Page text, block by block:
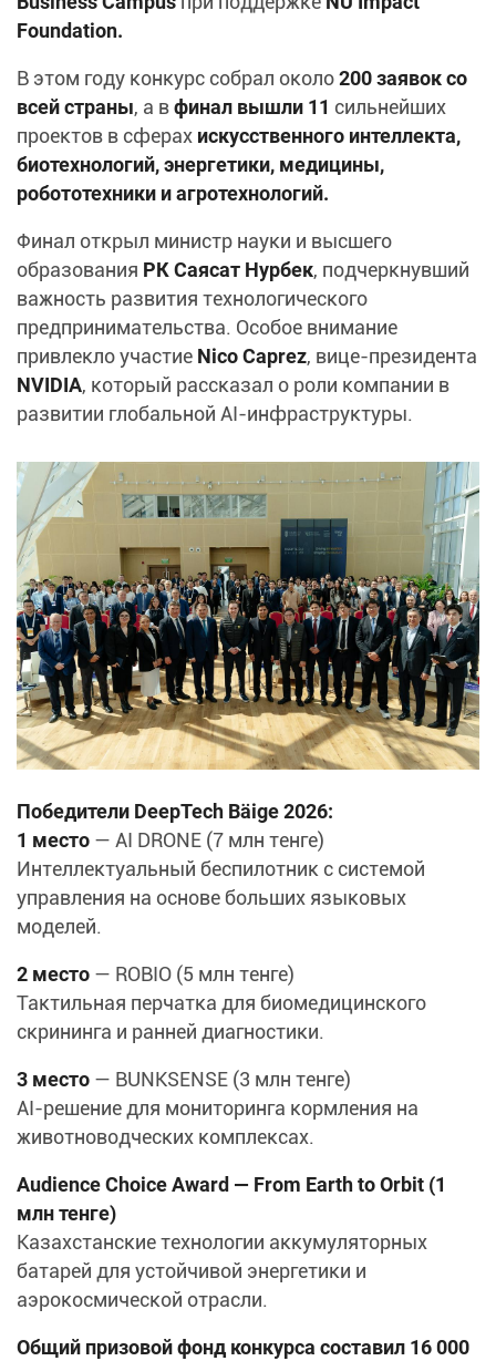
Foundation.
В этом году конкурс собрал около200 заявок со
всей страны, а вфинал вышли 11 сильнейших
проектов в сферах искусственного интеллекта,
биотехнологий, энергетики, медицины,
робототехники и агротехнологий.
Финал открыл министр науки и высшего
образования РК Саясат Нурбек, подчеркнувший
важность развития технологического
предпринимательства. Особое внимание
привлекло участие Nico Caprez, вице-президента
NVIDIA, который рассказал о роли компании в
развитии глобальной AI-инфраструктуры.
Победители DeepTech Bäige 2026:
1 место — AI DRONE (7 млн тенге)
Интеллектуальный беспилотник с системой
управления на основе больших языковых
моделей.
2 место — ROBIO (5 млн тенге)
Тактильная перчатка для биомедицинского
скрининга и ранней диагностики.
3 место — BUNKSENSE (3 млн тенге)
AI-решение для мониторинга кормления на
животноводческих комплексах.
Audience Choice Award — From Earth to Orbit (1
млн тенге)
Казахстанские технологии аккумуляторных
батарей для устойчивой энергетики и
аэрокосмической отрасли.
Общий призовой фонд конкурса составил 16 000